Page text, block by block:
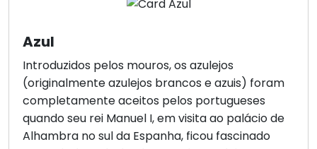
Azul
Introduzidos pelos mouros, os azulejos
(originalmente azulejos brancos e azuis) foram
completamente aceitos pelos portugueses
quando seu rei Manuel I, em visita ao palácio de
Alhambra no sul da Espanha, ficou fascinado